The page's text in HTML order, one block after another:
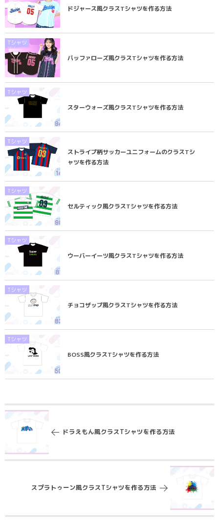
ドジャース風クラスTシャツを作る方法
Tシャツ
バッファローズ風クラスTシャツを作る方法
Tシャツ
スターウォーズ風クラスTシャツを作る方法
Tシャツ
ストライプ柄サッカーユニフォームのクラスTシ
ャツを作る方法
Tシャツ
セルティック風クラスTシャツを作る方法
Tシャツ
ウーバーイーツ風クラスTシャツを作る方法
Tシャツ
チョコザップ風クラスTシャツを作る方法
Tシャツ
BOSS風クラスTシャツを作る方法
ドラえもん風クラスTシャツを作る方法
スプラトゥーン風クラスTシャツを作る方法